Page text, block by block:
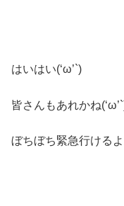
はいはい(‘ω’`)
皆さんもあれかね
ぼちぼち緊急行ける